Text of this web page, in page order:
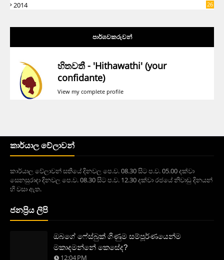
2014 26
පාර්ශවකරුවන්
හිතවතී - 'Hithawathi' (your
confidante)
View my complete profile
කාර්යාල වේලාවන්
කාර්යාල වේලාවන් සතියේ දිනවල පෙ.ව. 08.30 සිට ප.ව. 05.00 දක්වා
සෙනසුරාදා දිනවල පෙ.ව. 08.30 සිට ප.ව. 12.30 දක්වා රජයේ නිවාඩු දිනයන්
හි වසා ඇත.
ජනප්‍රිය ලිපි
ඔබගේ ෆේස්බුක් ගිණුම සම්පූර්ණයෙන්ම
මකාදමන්නේ කෙසේද?
12:04 PM